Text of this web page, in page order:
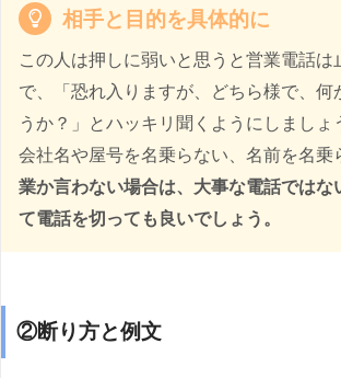
相手と目的を具体的に
この人は押しに弱いと思うと営業電話は
で、「恐れ入りますが、どちら様で、何
うか？」とハッキリ聞くようにしましょ
会社名や屋号を名乗らない、名前を名乗
業か言わない場合は、大事な電話ではな
て電話を切っても良いでしょう。
②断り方と例文